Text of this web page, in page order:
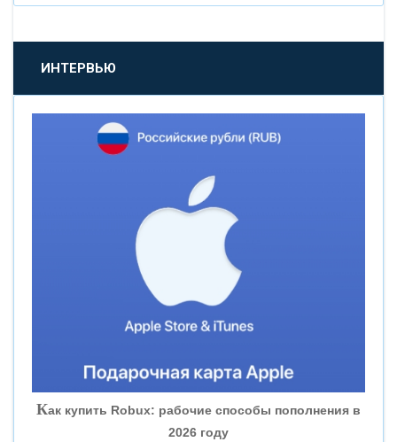
«БАНК САНКТ-ПЕТЕРБУРГ»
«ПРОМСВЯЗЬБАНК»
«НОВИКОМБАНК»
«ВНЕШПРОМБАНК»
«БАНК ГЛОБЭКС»
«СОВКОМБАНК»
ИНТЕРВЬЮ
Как купить Robux: рабочие способы пополнения в
2026 году